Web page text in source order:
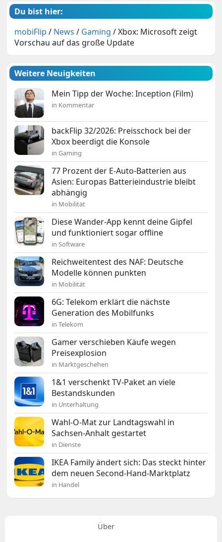
Du bist hier:
mobiFlip / News / Gaming /Xbox: Microsoft zeigt
Vorschau auf das große Update
Weitere Neuigkeiten
Mein Tipp der Woche: Inception (Film)
in Kommentar
backFlip 32/2026: Preisschock bei der
Xbox beerdigt die Konsole
in Gaming
77 Prozent der E-Auto-Batterien aus
Asien: Europas Batterieindustrie bleibt
abhängig
in Mobilität
Diese Wander-App kennt deine Gipfel
und funktioniert sogar offline
in Software
Reichweitentest des NAF: Deutsche
Modelle können punkten
in Mobilität
6G: Telekom erklärt die nächste
Generation des Mobilfunks
in Telekom
Gamer verschieben Käufe wegen
Preisexplosion
in Marktgeschehen
1&1 verschenkt TV-Paket an viele
Bestandskunden
in Unterhaltung
Wahl-O-Mat zur Landtagswahl in
Sachsen-Anhalt gestartet
in Dienste
IKEA Family ändert sich: Das steckt hinter
dem neuen Second-Hand-Marktplatz
in Handel
Über